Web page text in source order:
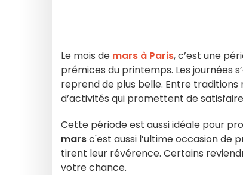
Le mois de mars à Paris, c’est une
prémices du printemps. Les journées
reprend de plus belle. Entre
d’activités qui promettent de
Cette période est aussi idéale pour
marsc'est aussi l’ultime occasion de
tirent leur révérence. Certains
votre chance.